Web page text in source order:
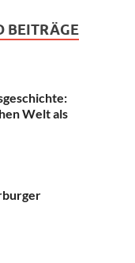
BEITRÄGE
Welt als